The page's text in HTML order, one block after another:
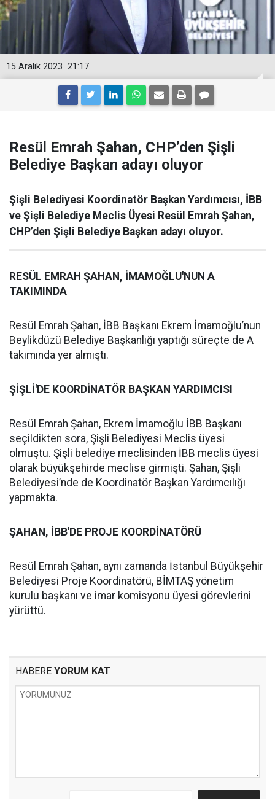
21:17
15 Aralık 2023
Resül Emrah Şahan, CHP’den Şişli
Belediye Başkan adayı oluyor
Şişli Belediyesi Koordinatör Başkan Yardımcısı, İBB
ve Şişli Belediye Meclis Üyesi Resül Emrah Şahan,
CHP’den Şişli Belediye Başkan adayı oluyor.
RESÜL EMRAH ŞAHAN, İMAMOĞLU'NUN A
TAKIMINDA
Resül Emrah Şahan, İBB Başkanı Ekrem İmamoğlu’nun
Beylikdüzü Belediye Başkanlığı yaptığı süreçte de A
takımında yer almıştı.
ŞİŞLİ'DE KOORDİNATÖR BAŞKAN YARDIMCISI
Resül Emrah Şahan, Ekrem İmamoğlu İBB Başkanı
seçildikten sora, Şişli Belediyesi Meclis üyesi
olmuştu. Şişli belediye meclisinden İBB meclis üyesi
olarak büyükşehirde meclise girmişti. Şahan, Şişli
Belediyesi’nde de Koordinatör Başkan Yardımcılığı
yapmakta.
ŞAHAN, İBB'DE PROJE KOORDİNATÖRÜ
Resül Emrah Şahan, aynı zamanda İstanbul Büyükşehir
Belediyesi Proje Koordinatörü, BİMTAŞ yönetim
kurulu başkanı ve imar komisyonu üyesi görevlerini
yürüttü.
HABERE YORUM KAT